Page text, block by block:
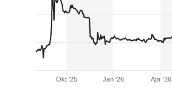
Okt '25 Jan '26 Apr '26